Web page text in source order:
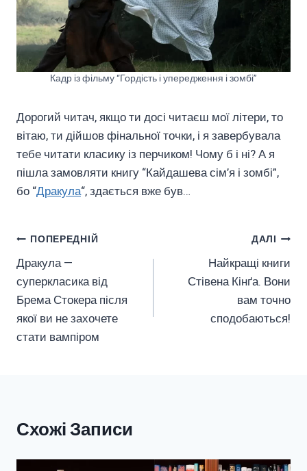
Кадр із фільму “Гордість і упередження і зомбі”
Дорогий читач, якщо ти досі читаєш мої літери, то
вітаю, ти дійшов фінальної точки, і я завербувала
тебе читати класику із перчиком! Чому б і ні? А я
пішла замовляти книгу “Кайдашева сім’я і зомбі”,
бо “Дракула“, здається вже був…
Навігація
Записів
ПОПЕРЕДНІЙ
Дракула —
суперкласика від
Брема Стокера після
якої ви не захочете
стати вампіром
ДАЛІ
Найкращі книги
Стівена Кінґа. Вони
вам точно
сподобаються!
Схожі Записи